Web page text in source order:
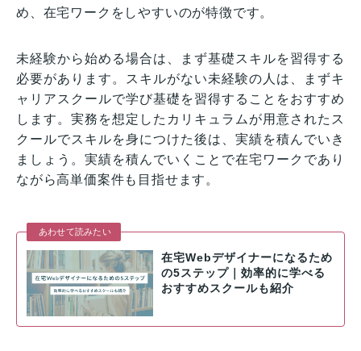
め、在宅ワークをしやすいのが特徴です。
未経験から始める場合は、まず基礎スキルを習得する
必要があります。スキルがない未経験の人は、まずキ
ャリアスクールで学び基礎を習得することをおすすめ
します。実務を想定したカリキュラムが用意されたス
クールでスキルを身につけた後は、実績を積んでいき
ましょう。実績を積んでいくことで在宅ワークであり
ながら高単価案件も目指せます。
あわせて読みたい
在宅Webデザイナーになるため
の5ステップ｜効率的に学べる
おすすめスクールも紹介